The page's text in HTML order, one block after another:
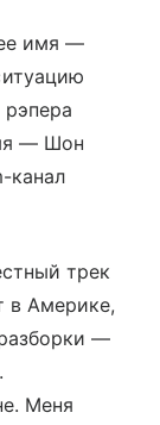
имя —
рэпера
— Шон
канал
трек
в Америке,
—
Меня